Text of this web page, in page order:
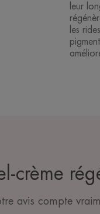
leur
les
crème
avis compte